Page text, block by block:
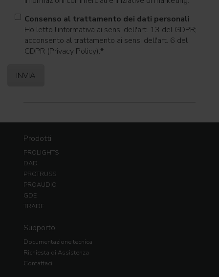
Consenso al trattamento dei dati personali
Ho letto l'informativa ai sensi dell'art. 13 del GDPR;
acconsento al trattamento ai sensi dell'art. 6 del
GDPR (Privacy Policy).*
Prodotti
PROLIGHTS
DAD
PROTRUSS
PROAUDIO
GDE
TRADE
Supporto
Documentazione tecnica
Richiesta di Assistenza
Contattaci